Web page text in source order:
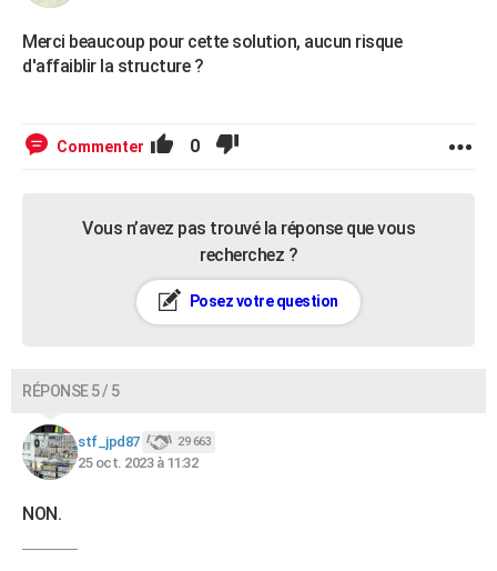
Merci beaucoup pour cette solution, aucun risque
d'affaiblir la structure ?
Commenter 0
Vous n’avez pas trouvé la réponse que vous
recherchez ?
Posez votre question
RÉPONSE 5 / 5
stf_jpd87 29 663
25 oct. 2023 à 11:32
NON.